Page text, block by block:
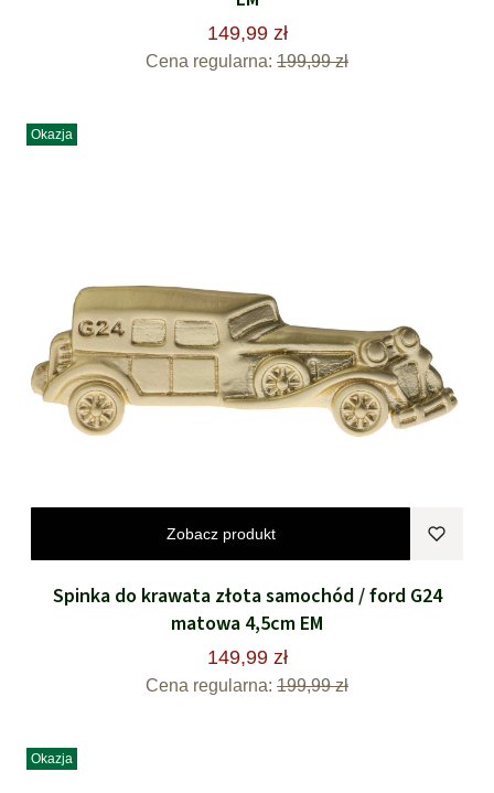
149,99 zł
Cena regularna: 199,99 zł
Okazja
Zobacz produkt
Spinka do krawata złota samochód / ford G24
matowa 4,5cm EM
149,99 zł
Cena regularna: 199,99 zł
Okazja